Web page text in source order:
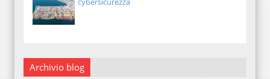
Archivio blog